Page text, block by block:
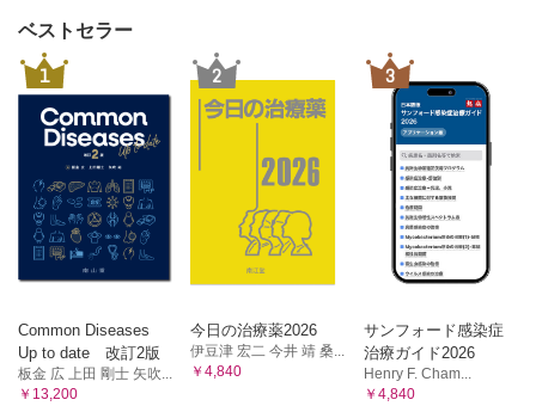
第3章 左心耳閉鎖デバイス
1. WATCHMAN™ デバイスの適応
表65 NVAF に対する左心耳閉鎖術
2. 術後の抗血栓療法
第4章 不整脈外科手術
1. AF
表66 AF に対する外科手術
2. VT
表67 VT に対する外科手術
第5章 非薬物治療後の就学．就労
1. CIED
1.1 CIED 植込み後の就学
表68 学校生活管理指導表
表69 ICD 患者の自動車運転制限期間
（日本循環器学会・日本不整脈心電学会・日本胸部外科学会による３学
会合同ステートメント）
2. アブレーション後の就学
10. ICM
第2章 アブレーション
1. 概論
1.1 合併症および対策
表43 アブレーション対象不整脈別の合併症と成功率
2. 上室頻拍
表44 WPW 症候群および他の心室早期興奮症候群
2.2 AVNRT
表45 AVNRT に対するアブレーション
ベストセラー
1
Common Diseases
Up to date 改訂2版
板金 広 上田 剛士 矢吹...
￥13,200
2
今日の治療薬2026
伊豆津 宏二 今井 靖 桑...
￥4,840
3
サンフォード感染症
治療ガイド2026
Henry F. Cham...
￥4,840